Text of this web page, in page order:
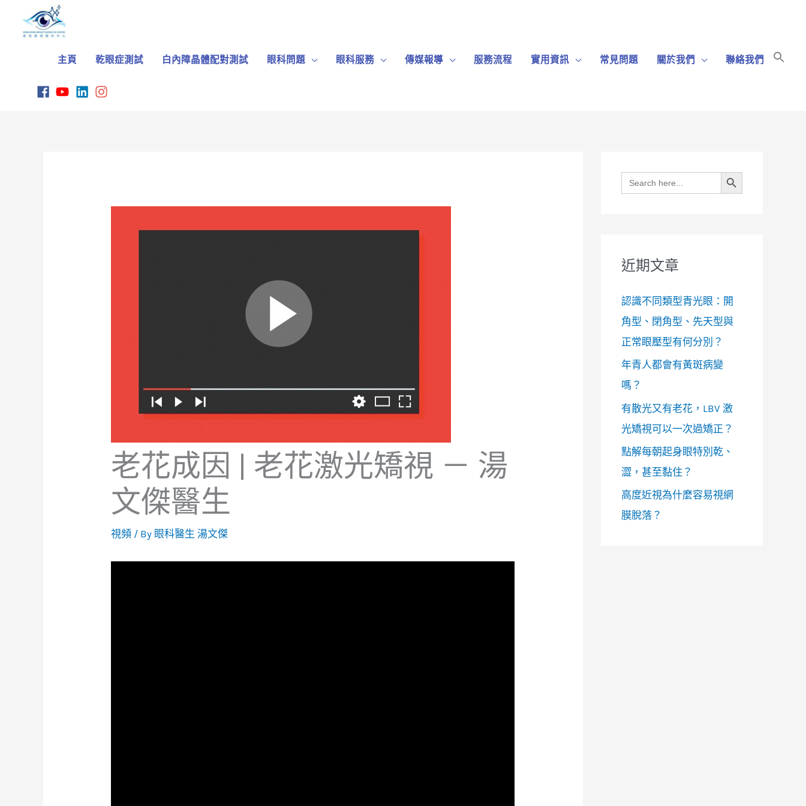
content
主頁 乾眼症測試 白內障晶體配對測試 眼科問題 眼科服務 傳媒報導 服務流程 實用資訊 常見問題 關於我們 聯絡我們
老花成因 | 老花激光矯視 － 湯
文傑醫生
視頻 / By 眼科醫生 湯文傑
Search
for:
Search Button
近期文章
認識不同類型青光眼：開
角型、閉角型、先天型與
正常眼壓型有何分別？
年青人都會有黃斑病變
嗎？
有散光又有老花，LBV 激
光矯視可以一次過矯正？
點解每朝起身眼特別乾、
澀，甚至黏住？
高度近視為什麼容易視網
膜脫落？